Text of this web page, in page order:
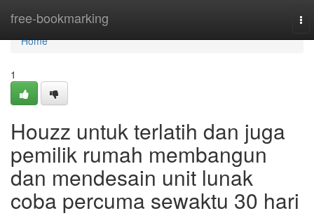
free-bookmarking
Home
Home
1
Houzz untuk terlatih dan juga
pemilik rumah membangun
dan mendesain unit lunak
coba percuma sewaktu 30 hari